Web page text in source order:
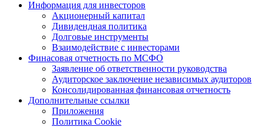
Информация для инвесторов
Акционерный капитал
Дивидендная политика
Долговые инструменты
Взаимодействие с инвеcторами
Финасовая отчетность по МСФО
Заявление об ответственности руководства
Аудиторское заключение независимых аудиторов
Консолидированная финансовая отчетность
Дополнительные ссылки
Приложения
Политика Cookie